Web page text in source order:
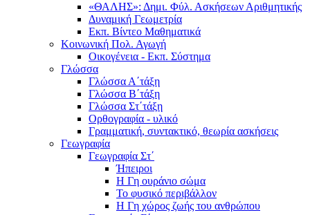
«ΘΑΛΗΣ»: Δημι. Φύλ. Ασκήσεων Αριθμητικής
Δυναμική Γεωμετρία
Εκπ. Βίντεο Μαθηματικά
Κοινωνική Πολ. Αγωγή
Οικογένεια - Εκπ. Σύστημα
Γλώσσα
Γλώσσα Α΄τάξη
Γλώσσα Β΄τάξη
Γλώσσα Στ΄τάξη
Ορθογραφία - υλικό
Γραμματική, συντακτικό, θεωρία ασκήσεις
Γεωγραφία
Γεωγραφία Στ΄
Ήπειροι
Η Γη ουράνιο σώμα
Το φυσικό περιβάλλον
Η Γη χώρος ζωής του ανθρώπου